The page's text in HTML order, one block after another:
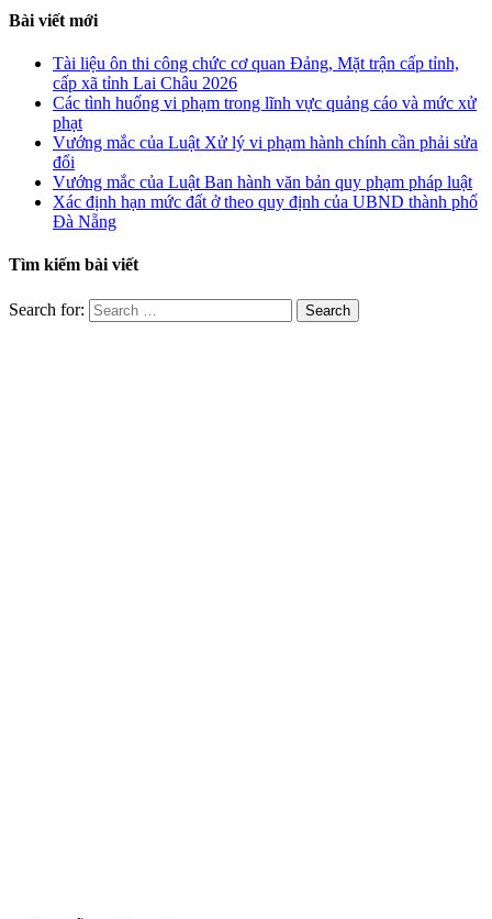
Bài viết mới
Tài liệu ôn thi công chức cơ quan Đảng, Mặt trận cấp tỉnh,
cấp xã tỉnh Lai Châu 2026
Các tình huống vi phạm trong lĩnh vực quảng cáo và mức xử
phạt
Vướng mắc của Luật Xử lý vi phạm hành chính cần phải sửa
đổi
Vướng mắc của Luật Ban hành văn bản quy phạm pháp luật
Xác định hạn mức đất ở theo quy định của UBND thành phố
Đà Nẵng
Tìm kiếm bài viết
Search for: